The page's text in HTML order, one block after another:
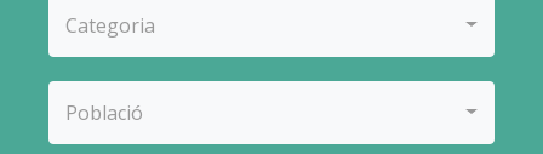
Categoria
Població